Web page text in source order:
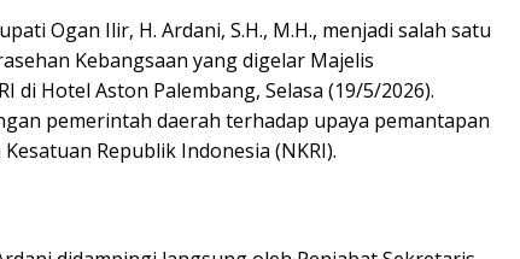
Ogan Ilir, H. Ardani, S.H., M.H., menjadi salah satu
Kebangsaan yang digelar Majelis
di Hotel Aston Palembang, Selasa (19/5/2026).
pemerintah daerah terhadap upaya pemantapan
Republik Indonesia (NKRI).